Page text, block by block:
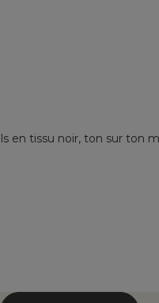
en tissu noir, ton sur ton